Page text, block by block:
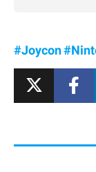
#Joycon